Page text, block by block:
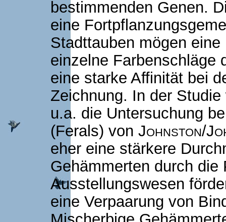
bestimmenden Genen.
eine
Stadttauben mögen
einzelne Farbenschläge
eine starke Affinität bei
Zeichnung. In der
u.a. die Untersuchung
(Ferals) von Johnston/
eher eine stärkere
Gehämmerten durch die
Ausstellungswesen
eine Verpaarung von